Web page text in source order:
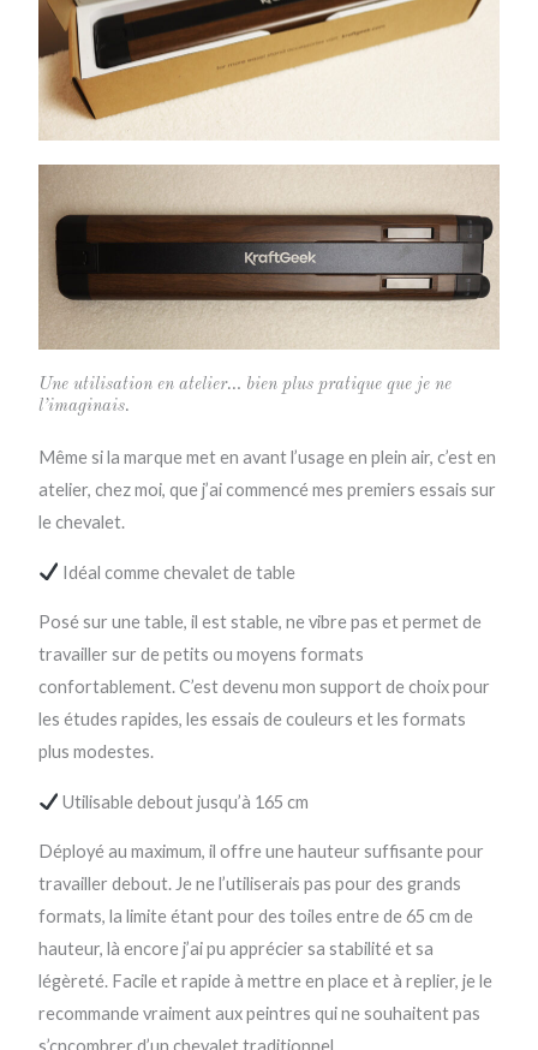
Une utilisation en atelier… bien plus pratique que je ne
l’imaginais.
Même si la marque met en avant l’usage en plein air, c’est en
atelier, chez moi, que j’ai commencé mes premiers essais sur
le chevalet.
Idéal comme chevalet de table
Posé sur une table, il est stable, ne vibre pas et permet de
travailler sur de petits ou moyens formats
confortablement. C’est devenu mon support de choix pour
les études rapides, les essais de couleurs et les formats
plus modestes.
Utilisable debout jusqu’à 165 cm
Déployé au maximum, il offre une hauteur suffisante pour
travailler debout. Je ne l’utiliserais pas pour des grands
formats, la limite étant pour des toiles entre de 65 cm de
hauteur, là encore j’ai pu apprécier sa stabilité et sa
légèreté. Facile et rapide à mettre en place et à replier, je le
recommande vraiment aux peintres qui ne souhaitent pas